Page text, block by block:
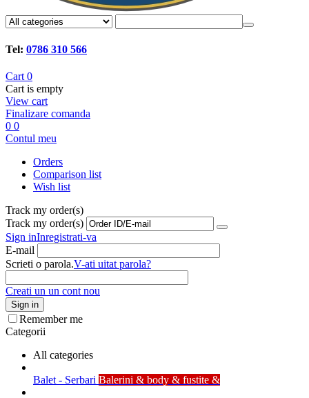
Tel: 0786 310 566
Cart 0
Cart is empty
View cart
Finalizare comanda
0 0
Contul meu
Orders
Comparison list
Wish list
Track my order(s)
Track my order(s)
Sign inInregistrati-va
E-mail
Scrieti o parola.V-ati uitat parola?
Creati un un cont nou
Sign in
Remember me
Categorii
All categories
Balet - Serbari Balerini & body & fustite &